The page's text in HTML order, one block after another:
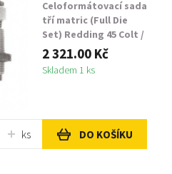
Celoformátovací sada
tří matric (Full Die
Set) Redding 45 Colt /
454 Casull Three Die
Set
2 321.00 Kč
Skladem 1 ks
ks DO KOŠÍKU